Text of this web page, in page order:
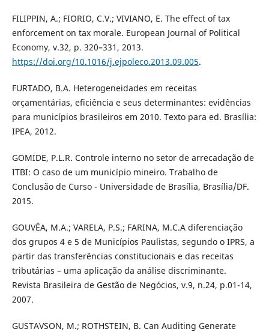
FILIPPIN, A.; FIORIO, C.V.; VIVIANO, E. The effect of tax
enforcement on tax morale. European Journal of Political
Economy, v.32, p. 320–331, 2013.
https://doi.org/10.1016/j.ejpoleco.2013.09.005.
FURTADO, B.A. Heterogeneidades em receitas
orçamentárias, eficiência e seus determinantes: evidências
para municípios brasileiros em 2010. Texto para ed. Brasília:
IPEA, 2012.
GOMIDE, P.L.R. Controle interno no setor de arrecadação de
ITBI: O caso de um município mineiro. Trabalho de
Conclusão de Curso - Universidade de Brasília, Brasília/DF.
2015.
GOUVÊA, M.A.; VARELA, P.S.; FARINA, M.C.A diferenciação
dos grupos 4 e 5 de Municípios Paulistas, segundo o IPRS, a
partir das transferências constitucionais e das receitas
tributárias – uma aplicação da análise discriminante.
Revista Brasileira de Gestão de Negócios, v.9, n.24, p.01-14,
2007.
GUSTAVSON, M.; ROTHSTEIN, B. Can Auditing Generate